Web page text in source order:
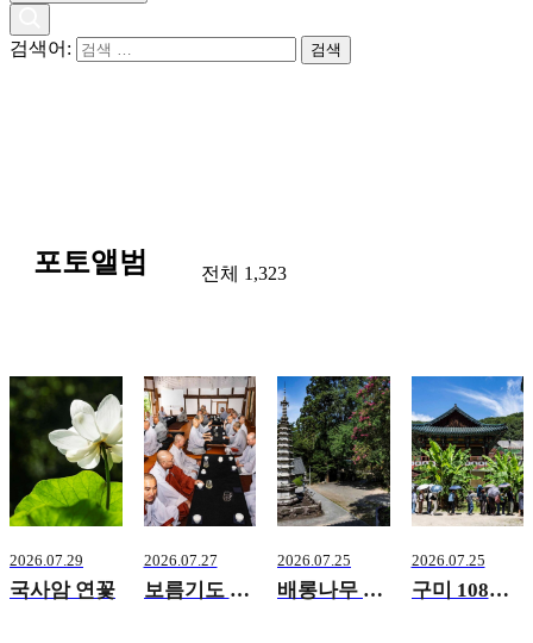
검색어:
포토앨범 전체 1,323
2026.07.29
국사암 연꽃
2026.07.27
보름기도 법회
2026.07.25
배롱나무 경내풍경
2026.07.25
구미 108산사 순례단